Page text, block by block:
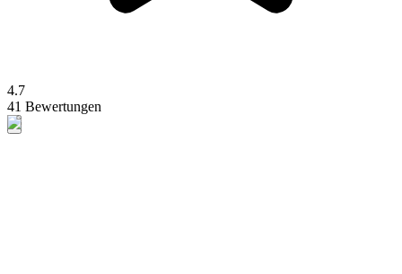
4.7
41 Bewertungen